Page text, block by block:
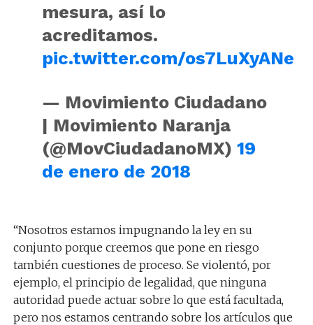
mesura, así lo
acreditamos.
pic.twitter.com/os7LuXyANe
— Movimiento Ciudadano
| Movimiento Naranja
(@MovCiudadanoMX) 19
de enero de 2018
“Nosotros estamos impugnando la ley en su
conjunto porque creemos que pone en riesgo
también cuestiones de proceso. Se violentó, por
ejemplo, el principio de legalidad, que ninguna
autoridad puede actuar sobre lo que está facultada,
pero nos estamos centrando sobre los artículos que